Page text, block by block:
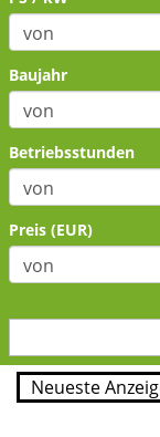
Baujahr
Betriebsstunden
Preis (EUR)